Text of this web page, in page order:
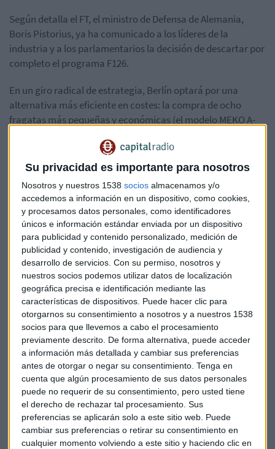
Su privacidad es importante para nosotros
Nosotros y nuestros 1538 socios almacenamos y/o
accedemos a información en un dispositivo, como cookies,
y procesamos datos personales, como identificadores
únicos e información estándar enviada por un dispositivo
para publicidad y contenido personalizado, medición de
publicidad y contenido, investigación de audiencia y
desarrollo de servicios. Con su permiso, nosotros y
nuestros socios podemos utilizar datos de localización
geográfica precisa e identificación mediante las
características de dispositivos. Puede hacer clic para
otorgarnos su consentimiento a nosotros y a nuestros 1538
socios para que llevemos a cabo el procesamiento
previamente descrito. De forma alternativa, puede acceder
a información más detallada y cambiar sus preferencias
antes de otorgar o negar su consentimiento. Tenga en
cuenta que algún procesamiento de sus datos personales
puede no requerir de su consentimiento, pero usted tiene
el derecho de rechazar tal procesamiento. Sus
preferencias se aplicarán solo a este sitio web. Puede
cambiar sus preferencias o retirar su consentimiento en
cualquier momento volviendo a este sitio y haciendo clic en
Según detalla el FT, el ministro de Defensa de Alemania,
Boris Pistorius, ya ha comunicado a los líderes de la
industria y a los parlamentarios la decisión de descartar por
completo el programa F126.
En un giro radical de estrategia, Berlín optará por una
alternativa más eficiente en costes: la compra de ocho
fragatas más pequeñas y económicas (el modelo MEKO A-
En definitiva, los inversores están huyendo del valor al ver
cómo se evapora un flujo de ingresos milmillonario con el
que el mercado ya contaba para apuntalar las cuentas de la
compañía durante los próximos años.
Alphabet entra en el Dow Jones y refuerza el
poder de la IA
La matriz de Google sustituirá a Verizon, histórico de
las telecomunicaciones, en el índice desde el lunes
29, aumentando así su peso en IA.
Capital Radio